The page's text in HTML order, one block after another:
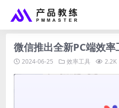
微信推出全新PC端效率
2024-06-25 效率工具 2.2K